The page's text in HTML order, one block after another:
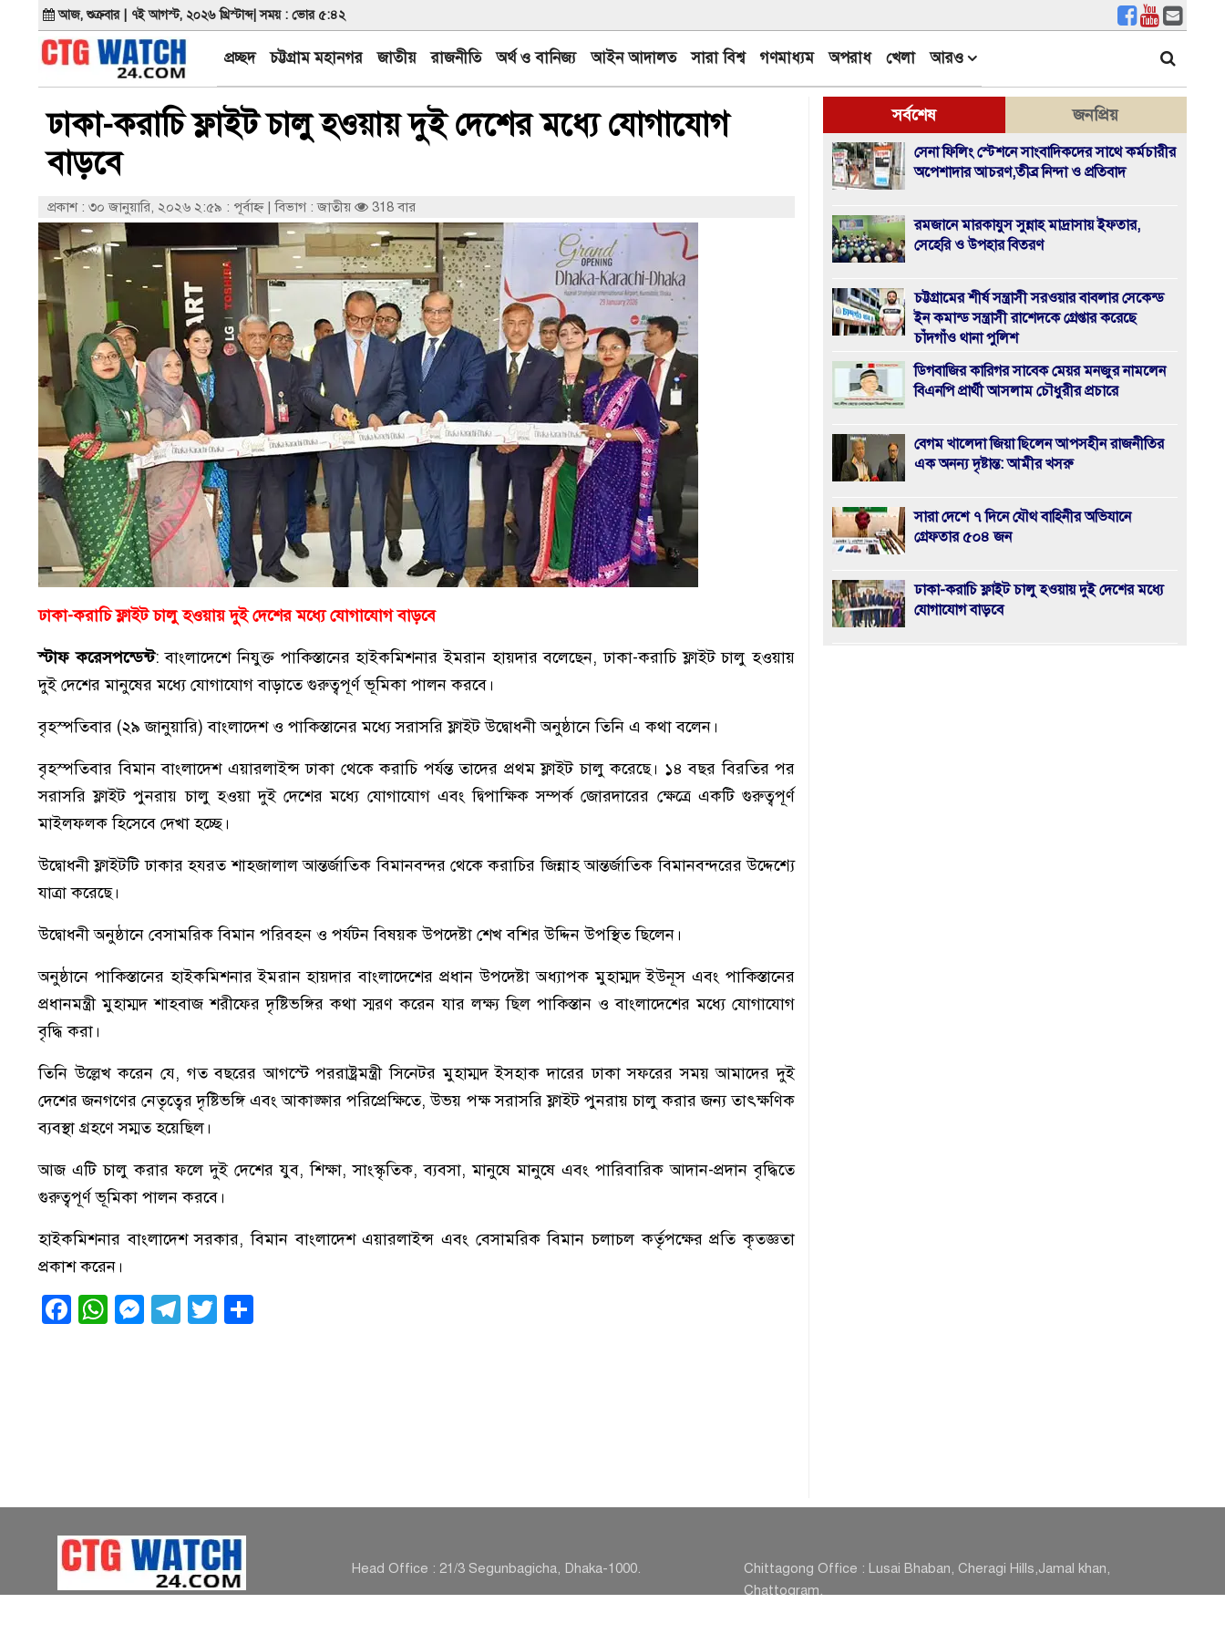
আজ, শুক্রবার | ৭ই আগস্ট, ২০২৬ খ্রিস্টাব্দ| সময় : ভোর ৫:৪২
প্রচ্ছদ চট্টগ্রাম মহানগর জাতীয় রাজনীতি অর্থ ও বানিজ্য আইন আদালত সারা বিশ্ব গণমাধ্যম অপরাধ খেলা আরও
ঢাকা-করাচি ফ্লাইট চালু হওয়ায় দুই দেশের মধ্যে যোগাযোগ
বাড়বে
প্রকাশ : ৩০ জানুয়ারি, ২০২৬ ২:৫৯ : পূর্বাহ্ণ |বিভাগ : জাতীয় 318 বার
ঢাকা-করাচি ফ্লাইট চালু হওয়ায় দুই দেশের মধ্যে যোগাযোগ বাড়বে
স্টাফ করেসপন্ডেন্ট: বাংলাদেশে নিযুক্ত পাকিস্তানের হাইকমিশনার ইমরান হায়দার বলেছেন, ঢাকা-করাচি ফ্লাইট চালু হওয়ায়
দুই দেশের মানুষের মধ্যে যোগাযোগ বাড়াতে গুরুত্বপূর্ণ ভূমিকা পালন করবে।
বৃহস্পতিবার (২৯ জানুয়ারি) বাংলাদেশ ও পাকিস্তানের মধ্যে সরাসরি ফ্লাইট উদ্বোধনী অনুষ্ঠানে তিনি এ কথা বলেন।
বৃহস্পতিবার বিমান বাংলাদেশ এয়ারলাইন্স ঢাকা থেকে করাচি পর্যন্ত তাদের প্রথম ফ্লাইট চালু করেছে। ১৪ বছর বিরতির পর
সরাসরি ফ্লাইট পুনরায় চালু হওয়া দুই দেশের মধ্যে যোগাযোগ এবং দ্বিপাক্ষিক সম্পর্ক জোরদারের ক্ষেত্রে একটি গুরুত্বপূর্ণ
মাইলফলক হিসেবে দেখা হচ্ছে।
উদ্বোধনী ফ্লাইটটি ঢাকার হযরত শাহজালাল আন্তর্জাতিক বিমানবন্দর থেকে করাচির জিন্নাহ আন্তর্জাতিক বিমানবন্দরের উদ্দেশ্যে
যাত্রা করেছে।
উদ্বোধনী অনুষ্ঠানে বেসামরিক বিমান পরিবহন ও পর্যটন বিষয়ক উপদেষ্টা শেখ বশির উদ্দিন উপস্থিত ছিলেন।
অনুষ্ঠানে পাকিস্তানের হাইকমিশনার ইমরান হায়দার বাংলাদেশের প্রধান উপদেষ্টা অধ্যাপক মুহাম্মদ ইউনূস এবং পাকিস্তানের
প্রধানমন্ত্রী মুহাম্মদ শাহবাজ শরীফের দৃষ্টিভঙ্গির কথা স্মরণ করেন যার লক্ষ্য ছিল পাকিস্তান ও বাংলাদেশের মধ্যে যোগাযোগ
বৃদ্ধি করা।
তিনি উল্লেখ করেন যে, গত বছরের আগস্টে পররাষ্ট্রমন্ত্রী সিনেটর মুহাম্মদ ইসহাক দারের ঢাকা সফরের সময় আমাদের দুই
দেশের জনগণের নেতৃত্বের দৃষ্টিভঙ্গি এবং আকাঙ্ক্ষার পরিপ্রেক্ষিতে, উভয় পক্ষ সরাসরি ফ্লাইট পুনরায় চালু করার জন্য তাৎক্ষণিক
ব্যবস্থা গ্রহণে সম্মত হয়েছিল।
আজ এটি চালু করার ফলে দুই দেশের যুব, শিক্ষা, সাংস্কৃতিক, ব্যবসা, মানুষে মানুষে এবং পারিবারিক আদান-প্রদান বৃদ্ধিতে
গুরুত্বপূর্ণ ভূমিকা পালন করবে।
হাইকমিশনার বাংলাদেশ সরকার, বিমান বাংলাদেশ এয়ারলাইন্স এবং বেসামরিক বিমান চলাচল কর্তৃপক্ষের প্রতি কৃতজ্ঞতা
প্রকাশ করেন।
Facebook
WhatsApp
Messenger
Telegram
Twitter
সর্বশেষ জনপ্রিয়
সেনা ফিলিং স্টেশনে সাংবাদিকদের সাথে কর্মচারীর
অপেশাদার আচরণ,তীব্র নিন্দা ও প্রতিবাদ
রমজানে মারকাযুস সুন্নাহ মাদ্রাসায় ইফতার,
সেহেরি ও উপহার বিতরণ
চট্টগ্রামের শীর্ষ সন্ত্রাসী সরওয়ার বাবলার সেকেন্ড
ইন কমান্ড সন্ত্রাসী রাশেদকে গ্রেপ্তার করেছে
চাঁদগাঁও থানা পুলিশ
ডিগবাজির কারিগর সাবেক মেয়র মনজুর নামলেন
বিএনপি প্রার্থী আসলাম চৌধুরীর প্রচারে
বেগম খালেদা জিয়া ছিলেন আপসহীন রাজনীতির
এক অনন্য দৃষ্টান্ত: আমীর খসরু
সারা দেশে ৭ দিনে যৌথ বাহিনীর অভিযানে
গ্রেফতার ৫০৪ জন
ঢাকা-করাচি ফ্লাইট চালু হওয়ায় দুই দেশের মধ্যে
যোগাযোগ বাড়বে
Head Office : 21/3 Segunbagicha, Dhaka-1000.
Chittagong Office : Lusai Bhaban, Cheragi Hills,Jamal khan,
Chattogram.